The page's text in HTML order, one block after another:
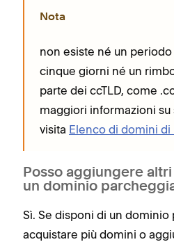
Nota
non esiste né un
cinque giorni né un
parte dei ccTLD, come
maggiori informazioni su
visita Elenco di domini di
Posso aggiungere
un dominio
Sì. Se disponi di un
acquistare più domini o